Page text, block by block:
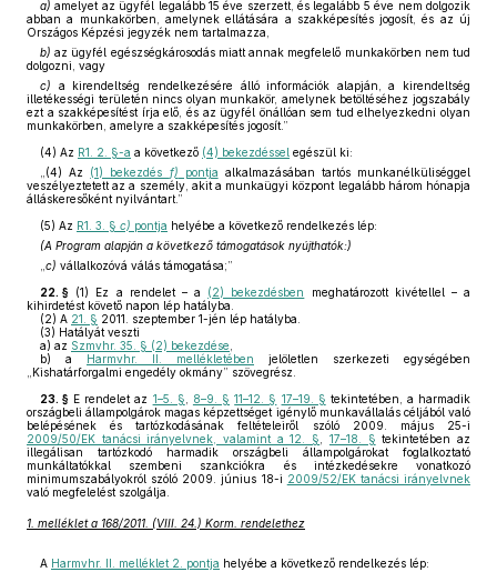
a) amelyet az ügyfél legalább 15 éve szerzett, és legalább 5 éve nem dolgozik
abban a munkakörben, amelynek ellátására a szakképesítés jogosít, és az új
Országos Képzési jegyzék nem tartalmazza,
b) az ügyfél egészségkárosodás miatt annak megfelelő munkakörben nem tud
dolgozni, vagy
c) a kirendeltség rendelkezésére álló információk alapján, a kirendeltség
illetékességi területén nincs olyan munkakör, amelynek betöltéséhez jogszabály
ezt a szakképesítést írja elő, és az ügyfél önállóan sem tud elhelyezkedni olyan
munkakörben, amelyre a szakképesítés jogosít.”
(4) Az R1. 2. §-a a következő (4) bekezdéssel egészül ki:
„(4) Az (1) bekezdés f) pontja alkalmazásában tartós munkanélküliséggel
veszélyeztetett az a személy, akit a munkaügyi központ legalább három hónapja
álláskeresőként nyilvántart.”
(5) Az R1. 3. § c) pontja helyébe a következő rendelkezés lép:
(A Program alapján a következő támogatások nyújthatók:)
c) vállalkozóvá válás támogatása;”
22. § (1) Ez a rendelet – a (2) bekezdésben
meghatározott kivétellel – a
kihirdetést követő napon lép hatályba.
(2) A 21. § 2011. szeptember 1-jén lép hatályba.
(3) Hatályát veszti
a) az Szmvhr. 35. § (2) bekezdése
b) a Harmvhr. II. mellékletében jelöletlen szerkezeti egységében
„Kishatárforgalmi engedély okmány” szövegrész.
23. § E rendelet az 1–5. § 8–9. § 11–12. § 17–19. § tekintetében, a harmadik
országbeli állampolgárok magas képzettséget igénylő munkavállalás céljából való
belépésének és tartózkodásának feltételeiről szóló 2009. május 25-i
2009/50/EK tanácsi irányelvnek, valamint a 12. §
17–18. § tekintetében az
illegálisan tartózkodó harmadik országbeli állampolgárokat foglalkoztató
munkáltatókkal szembeni szankciókra és intézkedésekre vonatkozó
minimumszabályokról szóló 2009. június 18-i 2009/52/EK tanácsi irányelvnek
való megfelelést szolgálja.
1. melléklet a 168/2011. (VIII. 24.) Korm. rendelethez
A Harmvhr. II. melléklet 2. pontja helyébe a következő rendelkezés lép: